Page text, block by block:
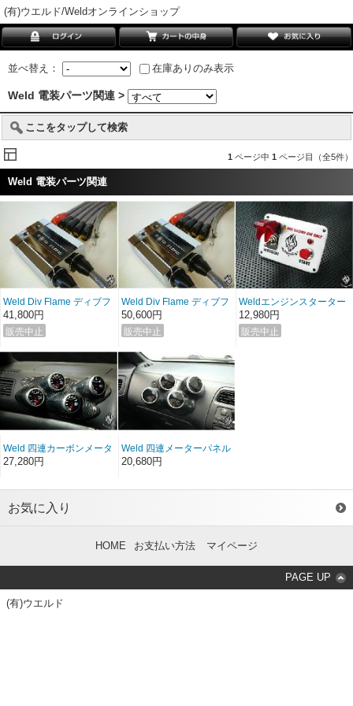
(有)ウエルド/Weldオンラインショップ
並べ替え： 在庫ありのみ表示
Weld 電装パーツ関連 >
ここをタップして検索
1 ページ中 1 ページ目（全5件）
Weld 電装パーツ関連
Weld Div Flame ディブフ
レーム フロントバッテ
リー用（国産車対応）
41,800円
Weld Div Flame ディブフ
レーム リアバッテリー
用（輸入車対応）
50,600円
Weldエンジンスターター
12,980円
Weld 四連カーボンメータ
ーパネル（カーボン製）
27,280円
Weld 四連メーターパネル
（FRP製）
20,680円
お気に入り
HOME お支払い方法 マイページ
PAGE UP
(有)ウエルド